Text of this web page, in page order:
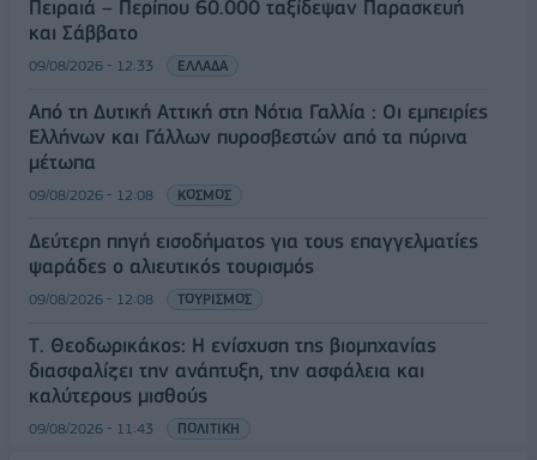
Πειραιά – Περίπου 60.000 ταξίδεψαν Παρασκευή
και Σάββατο
09/08/2026 - 12:33 ΕΛΛΑΔΑ
Από τη Δυτική Αττική στη Νότια Γαλλία : Οι εμπειρίες
Ελλήνων και Γάλλων πυροσβεστών από τα πύρινα
μέτωπα
09/08/2026 - 12:08 ΚΟΣΜΟΣ
Δεύτερη πηγή εισοδήματος για τους επαγγελματίες
ψαράδες ο αλιευτικός τουρισμός
09/08/2026 - 12:08 ΤΟΥΡΙΣΜΟΣ
Τ. Θεοδωρικάκος: Η ενίσχυση της βιομηχανίας
διασφαλίζει την ανάπτυξη, την ασφάλεια και
καλύτερους μισθούς
09/08/2026 - 11:43 ΠΟΛΙΤΙΚΗ